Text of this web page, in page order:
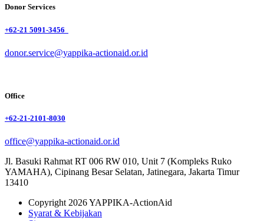
Donor Services
+62-21 5091-3456
donor.service@yappika-actionaid.or.id
Office
+62-21-2101-8030
office@yappika-actionaid.or.id
Jl. Basuki Rahmat RT 006 RW 010, Unit 7 (Kompleks Ruko
YAMAHA), Cipinang Besar Selatan, Jatinegara, Jakarta Timur
13410
Copyright 2026 YAPPIKA-ActionAid
Syarat & Kebijakan